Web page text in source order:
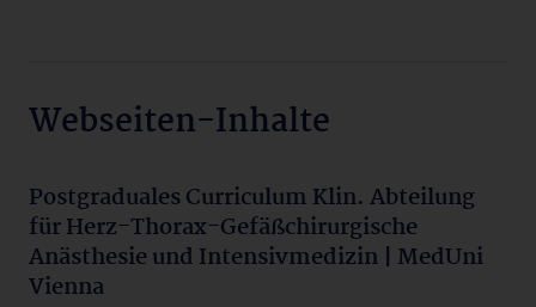
Webseiten-Inhalte
Postgraduales Curriculum Klin. Abteilung
für Herz-Thorax-Gefäßchirurgische
Anästhesie und Intensivmedizin | MedUni
Vienna